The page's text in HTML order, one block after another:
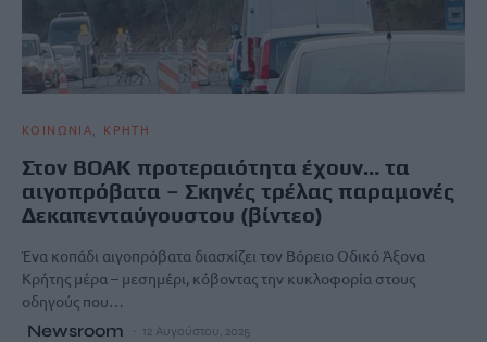
ΚΟΙΝΩΝΙΑ ΚΡΗΤΗ
Στον ΒΟΑΚ προτεραιότητα έχουν… τα
αιγοπρόβατα – Σκηνές τρέλας παραμονές
Δεκαπενταύγουστου (βίντεο)
Ένα κοπάδι αιγοπρόβατα διασχίζει τον Βόρειο Οδικό Άξονα
Κρήτης μέρα – μεσημέρι, κόβοντας την κυκλοφορία στους
οδηγούς που…
Newsroom 12 Αυγούστου, 2025